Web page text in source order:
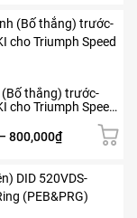
thắng) trước-
cho Triumph Speed
– 800,000₫Khoảng
từ
400,000₫